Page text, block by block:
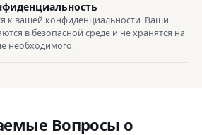
к вашей конфиденциальности. Ваши
в безопасной среде и не хранятся на
необходимого.
Вопросы о